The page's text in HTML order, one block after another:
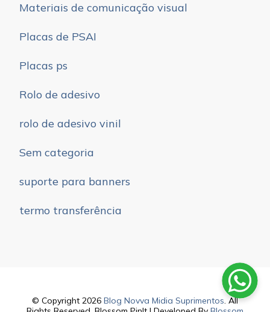
Materiais de comunicação visual
Placas de PSAI
Placas ps
Rolo de adesivo
rolo de adesivo vinil
Sem categoria
suporte para banners
termo transferência
© Copyright 2026 Blog Novva Midia Suprimentos. All